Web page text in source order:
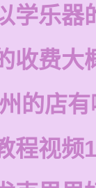
学乐器
收费大
的店
程视频